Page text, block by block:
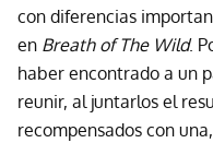
con diferencias
en Breath of The Wild.
haber encontrado a un
reunir, al juntarlos el
recompensados con